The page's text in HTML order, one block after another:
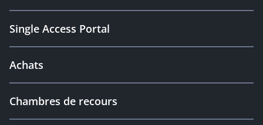
Single Access Portal
Achats
Chambres de recours